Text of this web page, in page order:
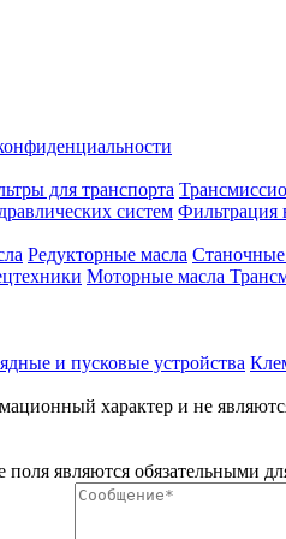
для транспорта
систем Фильтрация
Редукторные масла Станочные
Моторные масла
и пусковые устройства
характер и не
являются обязательными